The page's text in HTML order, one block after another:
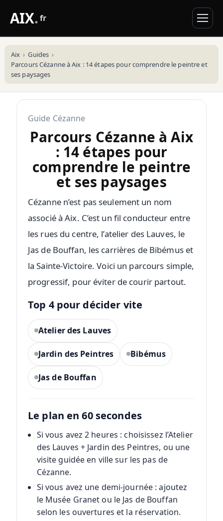
AIX.fr
Aix
Guides
Parcours Cézanne à Aix : 14 étapes pour comprendre le peintre et
ses paysages
Guide Cézanne
Parcours Cézanne à Aix
: 14 étapes pour
comprendre le peintre
et ses paysages
Cézanne n’est pas seulement un nom
associé à Aix. C’est un fil conducteur entre
les rues du centre, l’atelier des Lauves, le
Jas de Bouffan, les carrières de Bibémus et
la Sainte-Victoire. Voici un parcours simple,
progressif, pour éviter de courir partout.
Top 4 pour décider vite
Atelier des Lauves
Jardin des Peintres Bibémus
Jas de Bouffan
Le plan en 60 secondes
Si vous avez 2 heures : choisissez l’Atelier
des Lauves + Jardin des Peintres, ou une
visite guidée en ville sur les pas de
Cézanne.
Si vous avez une demi-journée : ajoutez
le Musée Granet ou le Jas de Bouffan
selon les ouvertures et la réservation.